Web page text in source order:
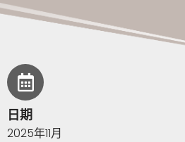
日期
2025年11月